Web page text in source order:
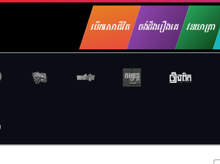
បើកសោជីវិត ចង់ដឹងរឿងគេ វនយាត្រា